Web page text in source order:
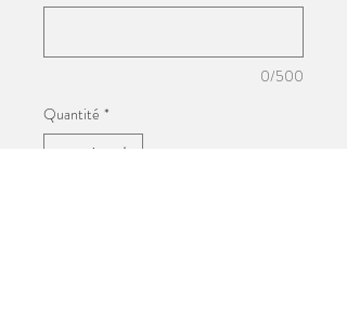
0/500
Quantité *